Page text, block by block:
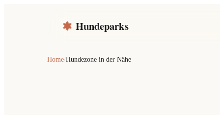
Hundeparks
Home/Hundezone in der Nähe